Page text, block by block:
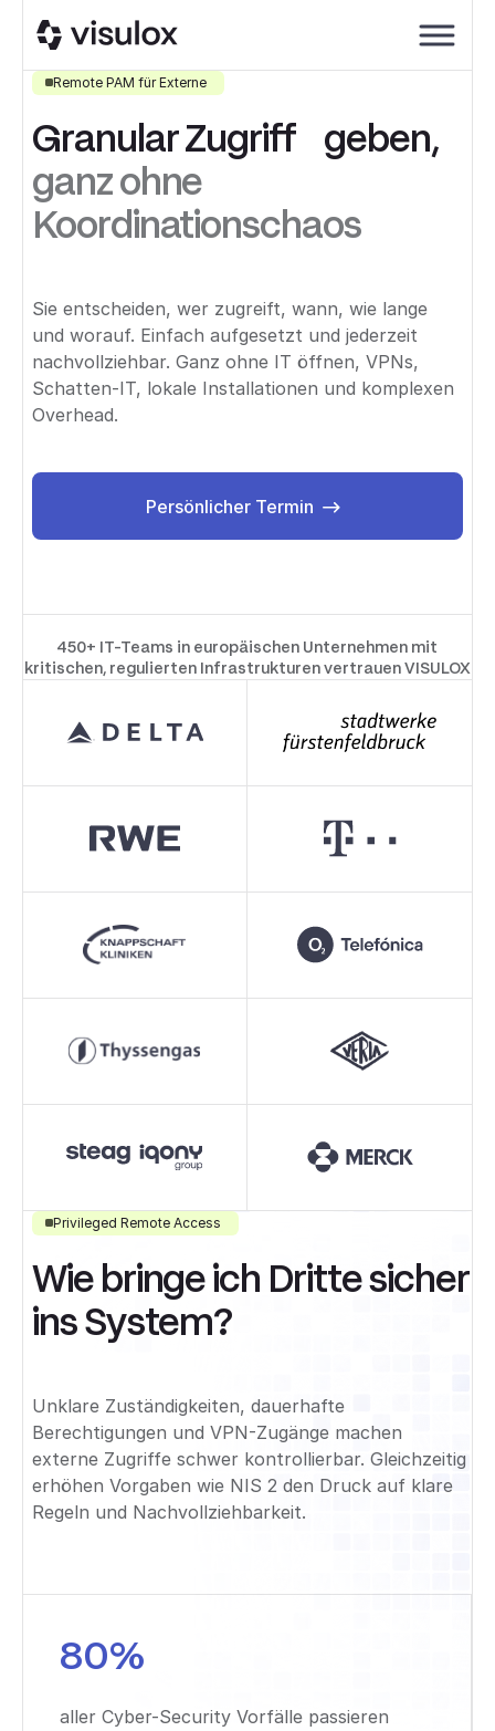
Remote PAM für Externe
Granular Zugriff geben,
ganz ohne
Koordinationschaos
Sie entscheiden, wer zugreift, wann, wie lange
und worauf. Einfach aufgesetzt und jederzeit
nachvollziehbar. Ganz ohne IT öffnen, VPNs,
Schatten-IT, lokale Installationen und komplexen
Overhead.
Persönlicher Termin
Persönlicher Termin
450+ IT-Teams in europäischen Unternehmen mit
kritischen, regulierten Infrastrukturen vertrauen VISULOX
Privileged Remote Access
Wie bringe ich Dritte sicher
ins System?
Unklare Zuständigkeiten, dauerhafte
Berechtigungen und VPN-Zugänge machen
externe Zugriffe schwer kontrollierbar. Gleichzeitig
erhöhen Vorgaben wie NIS 2 den Druck auf klare
Regeln und Nachvollziehbarkeit.
80%
aller Cyber-Security Vorfälle passieren